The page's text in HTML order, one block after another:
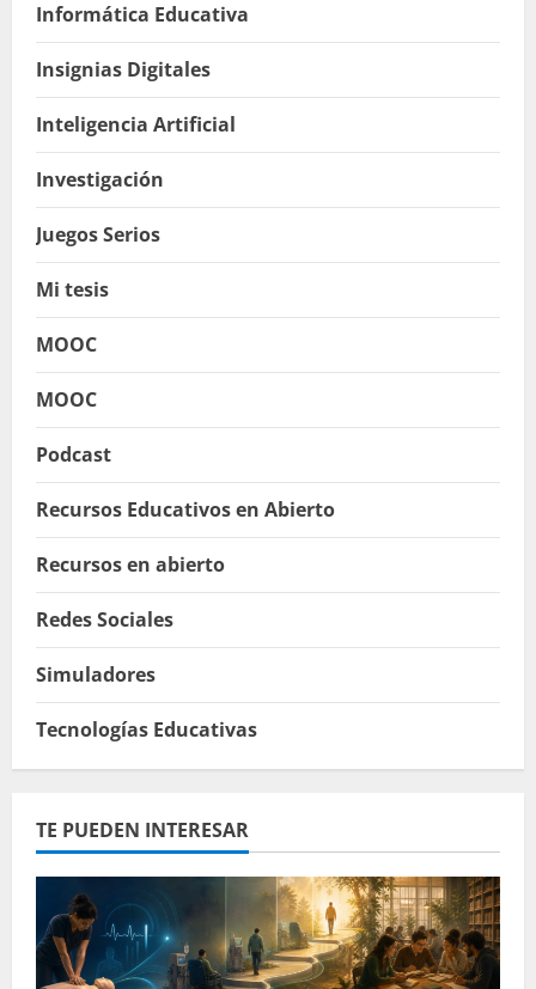
Informática Educativa
Insignias Digitales
Inteligencia Artificial
Investigación
Juegos Serios
Mi tesis
MOOC
MOOC
Podcast
Recursos Educativos en Abierto
Recursos en abierto
Redes Sociales
Simuladores
Tecnologías Educativas
TE PUEDEN INTERESAR